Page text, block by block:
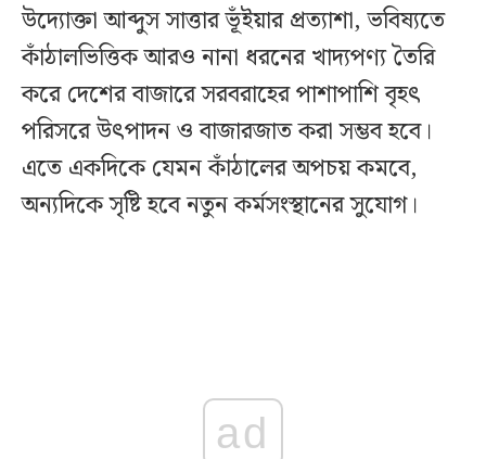
উদ্যোক্তা আব্দুস সাত্তার ভূঁইয়ার প্রত্যাশা, ভবিষ্যতে
কাঁঠালভিত্তিক আরও নানা ধরনের খাদ্যপণ্য তৈরি
করে দেশের বাজারে সরবরাহের পাশাপাশি বৃহৎ
পরিসরে উৎপাদন ও বাজারজাত করা সম্ভব হবে।
এতে একদিকে যেমন কাঁঠালের অপচয় কমবে,
অন্যদিকে সৃষ্টি হবে নতুন কর্মসংস্থানের সুযোগ।
ad